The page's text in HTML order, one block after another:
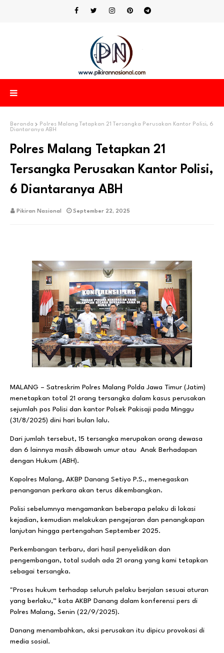
Beranda
Polres Malang Tetapkan 21 Tersangka Perusakan Kantor Polisi, 6
Diantaranya ABH
Polres Malang Tetapkan 21
Tersangka Perusakan Kantor Polisi,
6 Diantaranya ABH
Pikiran Nasional September 22, 2025
MALANG – Satreskrim Polres Malang Polda Jawa Timur (Jatim)
menetapkan total 21 orang tersangka dalam kasus perusakan
sejumlah pos Polisi dan kantor Polsek Pakisaji pada Minggu
(31/8/2025) dini hari bulan lalu.
Dari jumlah tersebut, 15 tersangka merupakan orang dewasa
dan 6 lainnya masih dibawah umur atau Anak Berhadapan
dengan Hukum (ABH).
Kapolres Malang, AKBP Danang Setiyo P.S., menegaskan
penanganan perkara akan terus dikembangkan.
Polisi sebelumnya mengamankan beberapa pelaku di lokasi
kejadian, kemudian melakukan pengejaran dan penangkapan
lanjutan hingga pertengahan September 2025.
Perkembangan terbaru, dari hasil penyelidikan dan
pengembangan, total sudah ada 21 orang yang kami tetapkan
sebagai tersangka.
"Proses hukum terhadap seluruh pelaku berjalan sesuai aturan
yang berlaku,” kata AKBP Danang dalam konferensi pers di
Polres Malang, Senin (22/9/2025).
Danang menambahkan, aksi perusakan itu dipicu provokasi di
media sosial.